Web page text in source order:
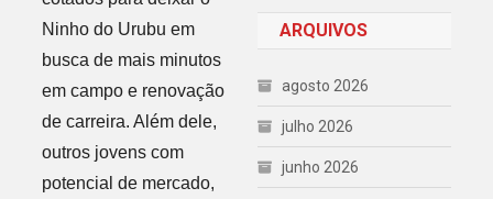
Ninho do Urubu em
busca de mais minutos
em campo e renovação
de carreira. Além dele,
outros jovens com
potencial de mercado,
ARQUIVOS
agosto 2026
julho 2026
junho 2026